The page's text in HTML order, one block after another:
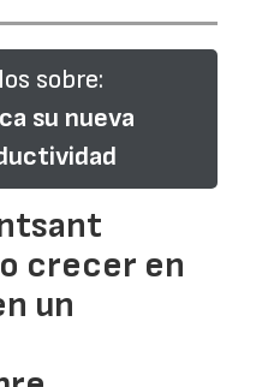
sobre:
su nueva
crecer en
un